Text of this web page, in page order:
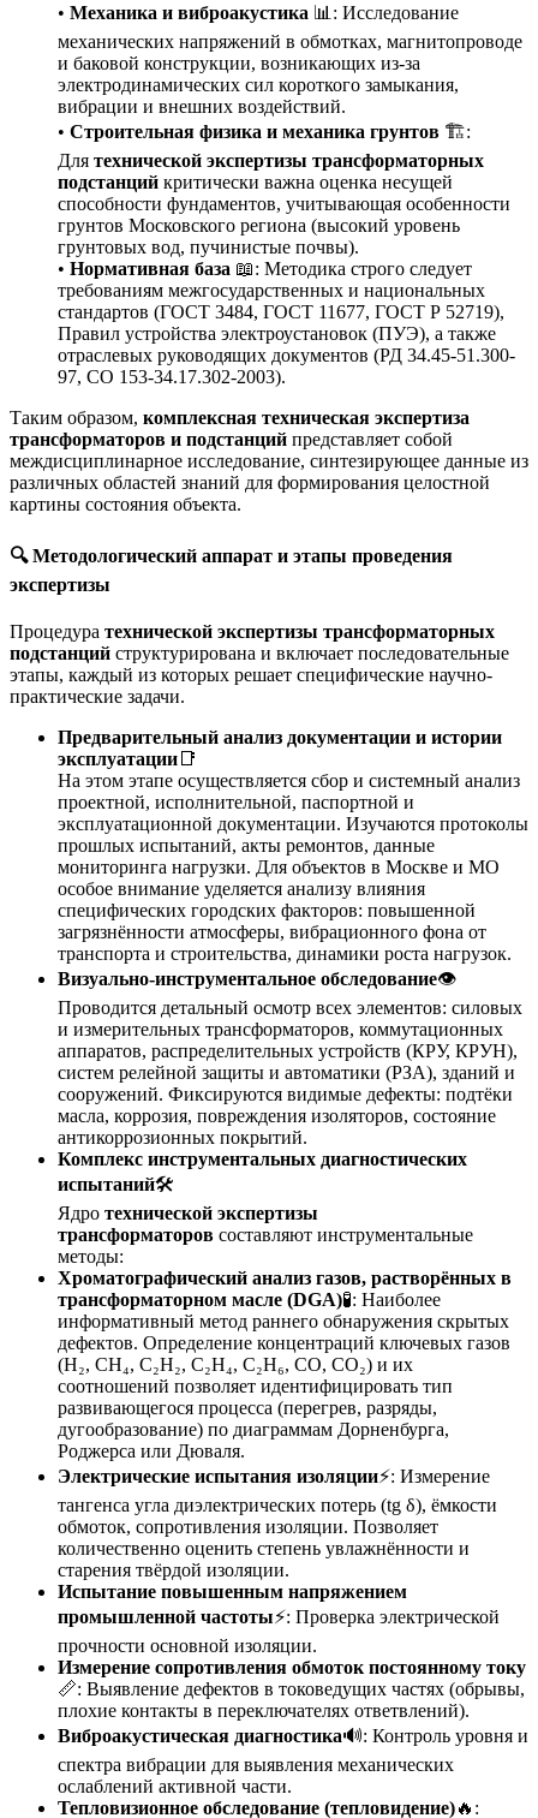
• Механика и виброакустика 📊: Исследование
механических напряжений в обмотках, магнитопроводе
и баковой конструкции, возникающих из-за
электродинамических сил короткого замыкания,
вибрации и внешних воздействий.
• Строительная физика и механика грунтов 🏗️:
Для технической экспертизы трансформаторных
подстанций критически важна оценка несущей
способности фундаментов, учитывающая особенности
грунтов Московского региона (высокий уровень
грунтовых вод, пучинистые почвы).
• Нормативная база 📖: Методика строго следует
требованиям межгосударственных и национальных
стандартов (ГОСТ 3484, ГОСТ 11677, ГОСТ Р 52719),
Правил устройства электроустановок (ПУЭ), а также
отраслевых руководящих документов (РД 34.45-51.300-
97, СО 153-34.17.302-2003).
Таким образом, комплексная техническая экспертиза
трансформаторов и подстанций представляет собой
междисциплинарное исследование, синтезирующее данные из
различных областей знаний для формирования целостной
картины состояния объекта.
🔍 Методологический аппарат и этапы проведения
экспертизы
Процедура технической экспертизы трансформаторных
подстанций структурирована и включает последовательные
этапы, каждый из которых решает специфические научно-
практические задачи.
Предварительный анализ документации и истории
эксплуатации 📑
На этом этапе осуществляется сбор и системный анализ
проектной, исполнительной, паспортной и
эксплуатационной документации. Изучаются протоколы
прошлых испытаний, акты ремонтов, данные
мониторинга нагрузки. Для объектов в Москве и МО
особое внимание уделяется анализу влияния
специфических городских факторов: повышенной
загрязнённости атмосферы, вибрационного фона от
транспорта и строительства, динамики роста нагрузок.
Визуально-инструментальное обследование👁️
Проводится детальный осмотр всех элементов: силовых
и измерительных трансформаторов, коммутационных
аппаратов, распределительных устройств (КРУ, КРУН),
систем релейной защиты и автоматики (РЗА), зданий и
сооружений. Фиксируются видимые дефекты: подтёки
масла, коррозия, повреждения изоляторов, состояние
антикоррозионных покрытий.
Комплекс инструментальных диагностических
испытаний🛠️
Ядро технической экспертизы
трансформаторов составляют инструментальные
методы:
Хроматографический анализ газов, растворённых в
трансформаторном масле (DGA)🧪: Наиболее
информативный метод раннего обнаружения скрытых
дефектов. Определение концентраций ключевых газов
(H₂, CH₄, C₂H₂, C₂H₄, C₂H₆, CO, CO₂) и их
соотношений позволяет идентифицировать тип
развивающегося процесса (перегрев, разряды,
дугообразование) по диаграммам Дорненбурга,
Роджерса или Дюваля.
Электрические испытания изоляции⚡: Измерение
тангенса угла диэлектрических потерь (tg δ), ёмкости
обмоток, сопротивления изоляции. Позволяет
количественно оценить степень увлажнённости и
старения твёрдой изоляции.
Испытание повышенным напряжением
промышленной частоты⚡: Проверка электрической
прочности основной изоляции.
Измерение сопротивления обмоток постоянному току
📏: Выявление дефектов в токоведущих частях (обрывы,
плохие контакты в переключателях ответвлений).
Виброакустическая диагностика🔊: Контроль уровня и
спектра вибрации для выявления механических
ослаблений активной части.
Тепловизионное обследование (тепловидение)🔥: